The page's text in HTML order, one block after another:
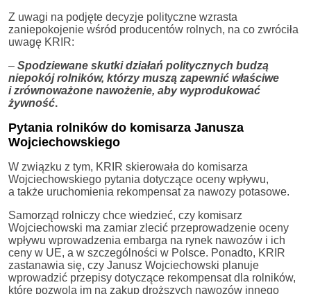
Z uwagi na podjęte decyzje polityczne wzrasta
zaniepokojenie wśród producentów rolnych, na co zwróciła
uwagę KRIR:
– Spodziewane skutki działań politycznych budzą
niepokój rolników, którzy muszą zapewnić właściwe
i zrównoważone nawożenie, aby wyprodukować
żywność.
Pytania rolników do komisarza Janusza
Wojciechowskiego
W związku z tym, KRIR skierowała do komisarza
Wojciechowskiego pytania dotyczące oceny wpływu,
a także uruchomienia rekompensat za nawozy potasowe.
Samorząd rolniczy chce wiedzieć, czy komisarz
Wojciechowski ma zamiar zlecić przeprowadzenie oceny
wpływu wprowadzenia embarga na rynek nawozów i ich
ceny w UE, a w szczególności w Polsce. Ponadto, KRIR
zastanawia się, czy Janusz Wojciechowski planuje
wprowadzić przepisy dotyczące rekompensat dla rolników,
które pozwolą im na zakup droższych nawozów innego